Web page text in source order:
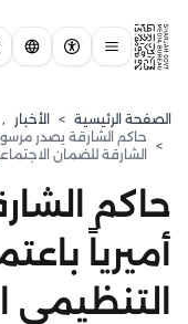
الصفحة الرئيسية > الأخبار ,
>
حاكم الشارقة يصدر
الشارقة للضمان
حاكم
أميرياً